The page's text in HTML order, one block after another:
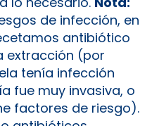
de infección, en
antibiótico
extracción (por
tenía infección
fue muy invasiva, o
factores de riesgo).